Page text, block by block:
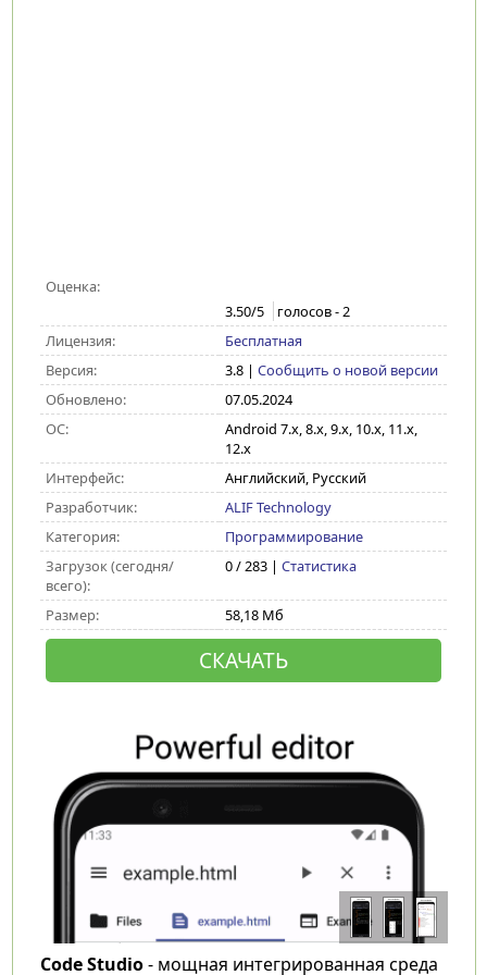
Оценка:
3.50/5 голосов -2
Лицензия:
Бесплатная
Версия:
3.8| Сообщить о новой версии
Обновлено:
07.05.2024
ОС:
Android 7.x, 8.x, 9.x, 10.x, 11.x,
12.x
Интерфейс:
Английский, Русский
Разработчик:
ALIF Technology
Категория:
Программирование
Загрузок (сегодня/
всего):
0 / 283 | Статистика
Размер: 58,18 Мб
СКАЧАТЬ
Code Studio- мощная интегрированная среда